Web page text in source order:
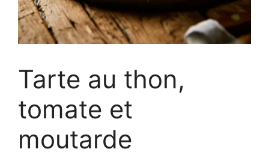
Tarte au thon,
tomate et
moutarde